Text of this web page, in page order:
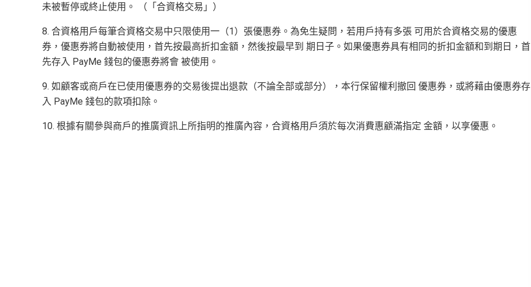
未被暫停或終止使用。 （「合資格交易」）
8. 合資格用戶每筆合資格交易中只限使用一（1）張優惠券。為免生疑問，若用戶持有多張 可用於合資格交易的優惠
券，優惠券將自動被使用，首先按最高折扣金額，然後按最早到 期日子。如果優惠券具有相同的折扣金額和到期日，首
先存入 PayMe 錢包的優惠券將會 被使用。
9. 如顧客或商戶在已使用優惠券的交易後提出退款（不論全部或部分），本行保留權利撤回 優惠券，或將藉由優惠券存
入 PayMe 錢包的款項扣除。
10. 根據有關參與商戶的推廣資訊上所指明的推廣內容，合資格用戶須於每次消費惠顧滿指定 金額，以享優惠。